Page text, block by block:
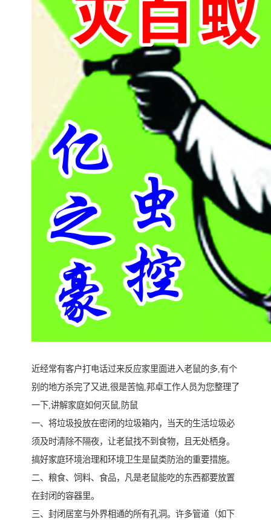
近经常有客户打电话过来反应家里面进入老鼠的多,有个
别的地方杀完了又进,很是苦恼,邦卓工作人员为您整理了
一下,讲解家庭如何灭鼠,防鼠
一、将垃圾投放在密闭的垃圾箱内，当天的生活垃圾必
须及时清除不隔夜，让老鼠找不到食物，且无处栖身。
搞好家庭环境治理和环境卫生是鼠类防治的重要措施。
二、粮食、饲料、食品，凡是老鼠能吃的东西都要放置
在封闭的容器里。
三、封闭居室与外界相通的所有孔洞。许多管道（如下